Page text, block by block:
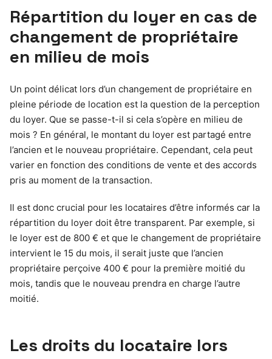
Répartition du loyer en cas de
changement de propriétaire
en milieu de mois
Un point délicat lors d’un changement de propriétaire en
pleine période de location est la question de la perception
du loyer. Que se passe-t-il si cela s’opère en milieu de
mois ? En général, le montant du loyer est partagé entre
l’ancien et le nouveau propriétaire. Cependant, cela peut
varier en fonction des conditions de vente et des accords
pris au moment de la transaction.
Il est donc crucial pour les locataires d’être informés car la
répartition du loyer doit être transparent. Par exemple, si
le loyer est de 800 € et que le changement de propriétaire
intervient le 15 du mois, il serait juste que l’ancien
propriétaire perçoive 400 € pour la première moitié du
mois, tandis que le nouveau prendra en charge l’autre
moitié.
Les droits du locataire lors